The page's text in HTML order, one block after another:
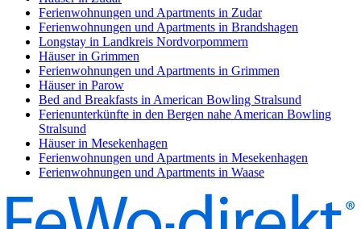
Ferienwohnungen und Apartments in Zudar
Ferienwohnungen und Apartments in Brandshagen
Longstay in Landkreis Nordvorpommern
Häuser in Grimmen
Ferienwohnungen und Apartments in Grimmen
Häuser in Parow
Bed and Breakfasts in American Bowling Stralsund
Ferienunterkünfte in den Bergen nahe American Bowling
Stralsund
Häuser in Mesekenhagen
Ferienwohnungen und Apartments in Mesekenhagen
Ferienwohnungen und Apartments in Waase